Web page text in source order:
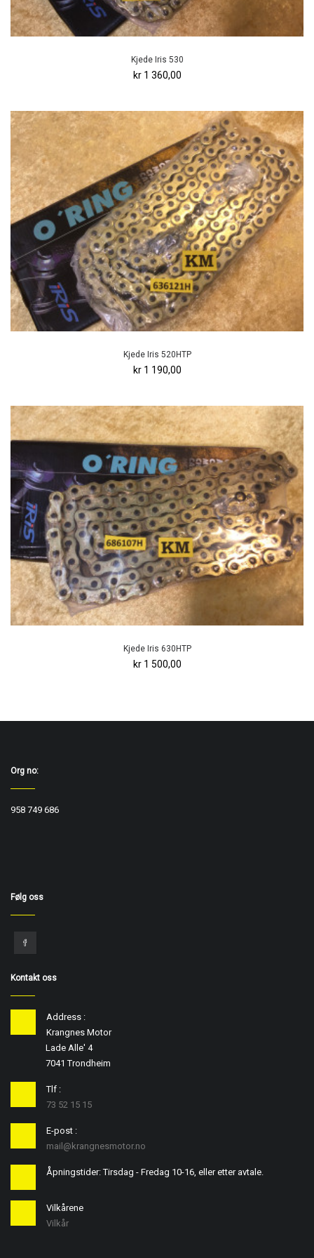
Kjede Iris 530
kr 1 360,00
Kjede Iris 520HTP
kr 1 190,00
Kjede Iris 630HTP
kr 1 500,00
Org no:
958 749 686
Følg oss
Kontakt oss
Address :
Krangnes Motor
Lade Alle' 4
7041 Trondheim
Tlf :
73 52 15 15
E-post :
mail@krangnesmotor.no
Åpningstider: Tirsdag - Fredag 10-16, eller etter avtale.
Vilkårene
Vilkår